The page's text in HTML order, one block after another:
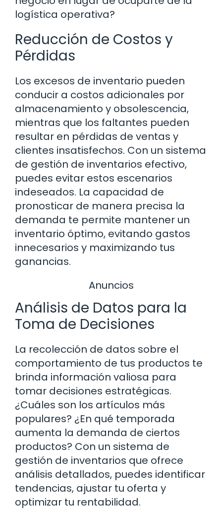
logística operativa?
Reducción de Costos y
Pérdidas
Los excesos de inventario pueden
conducir a costos adicionales por
almacenamiento y obsolescencia,
mientras que los faltantes pueden
resultar en pérdidas de ventas y
clientes insatisfechos. Con un sistema
de gestión de inventarios efectivo,
puedes evitar estos escenarios
indeseados. La capacidad de
pronosticar de manera precisa la
demanda te permite mantener un
inventario óptimo, evitando gastos
innecesarios y maximizando tus
ganancias.
Anuncios
Análisis de Datos para la
Toma de Decisiones
La recolección de datos sobre el
comportamiento de tus productos te
brinda información valiosa para
tomar decisiones estratégicas.
¿Cuáles son los artículos más
populares? ¿En qué temporada
aumenta la demanda de ciertos
productos? Con un sistema de
gestión de inventarios que ofrece
análisis detallados, puedes identificar
tendencias, ajustar tu oferta y
optimizar tu rentabilidad.